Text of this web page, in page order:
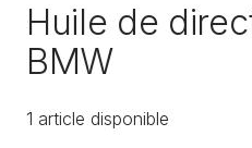
Huile de
BMW
1 article disponible